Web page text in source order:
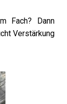
Fach? Dann
Verstärkung